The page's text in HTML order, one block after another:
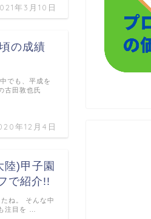
年3月10日
の成績
年12月4日
でも、平成を
古田敦也氏
陸)甲子園
で紹介!!
ね。 そんな中
注目を …